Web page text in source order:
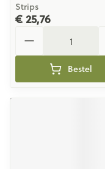
Strips
€ 25,76
Bestel